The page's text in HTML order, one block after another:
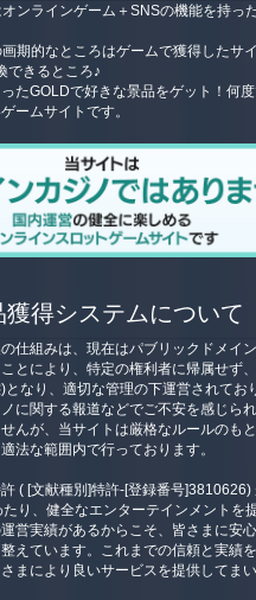
ンラインゲーム＋SNSの機能を持っ
期的なところはゲームで獲得したサ
できるところ♪
たGOLDで好きな景品をゲット！何
ームサイトです。
獲得システムについて
仕組みは、現在はパブリックドメイ
とにより、特定の権利者に帰属せず
となり、適切な管理の下運営されてお
に関する報道などでご不安を感じら
んが、当サイトは厳格なルールのも
法な範囲内で行っております。
( [文献種別]特許-[登録番号]3810626)
り、健全なエンターテインメントを
営実績があるからこそ、皆さまに安
えています。これまでの信頼と実績
まにより良いサービスを提供してまい